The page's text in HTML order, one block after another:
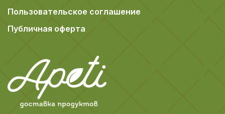
Пользовательское соглашение
Публичная оферта